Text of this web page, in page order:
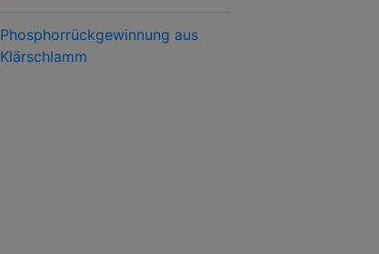
Phosphorrückgewinnung aus
Klärschlamm